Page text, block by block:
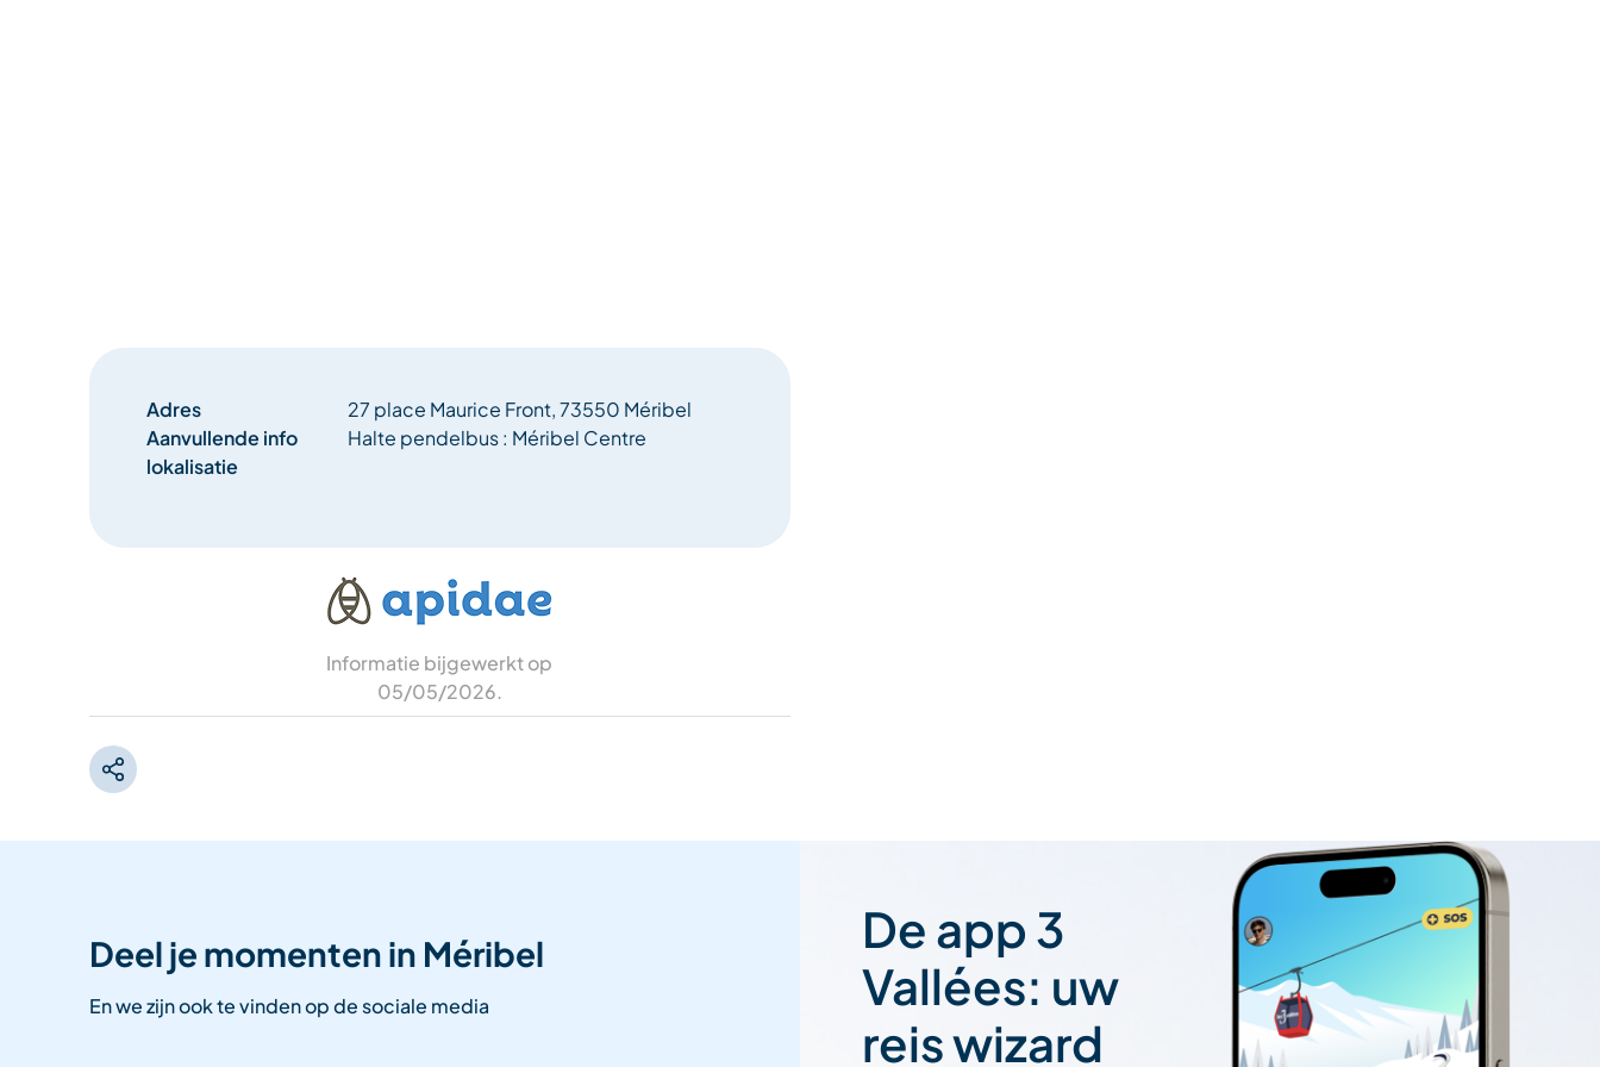
Adres
27 place Maurice Front, 73550 Méribel
Aanvullende info
lokalisatie
Halte pendelbus : Méribel Centre
Informatie bijgewerkt op
05/05/2026.
Deel je momenten in Méribel
En we zijn ook te vinden op de sociale media
De app 3
Vallées: uw
reis wizard